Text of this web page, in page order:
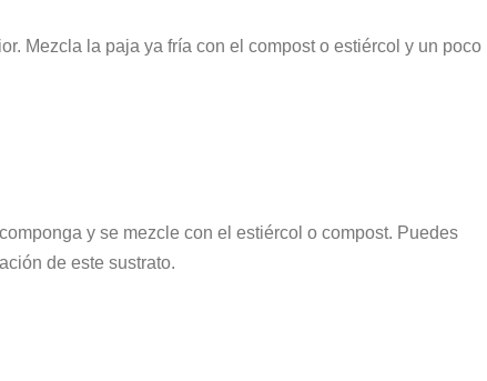
Mezcla la paja ya fría con el compost o estiércol y un poco
y se mezcle con el estiércol o compost. Puedes
de este sustrato.